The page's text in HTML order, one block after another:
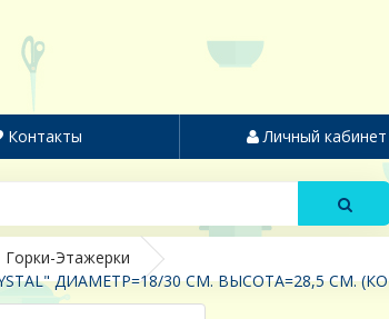
Контакты Личный кабинет
Горки-Этажерки
ДИАМЕТР=18/30 СМ. ВЫСОТА=28,5 СМ.